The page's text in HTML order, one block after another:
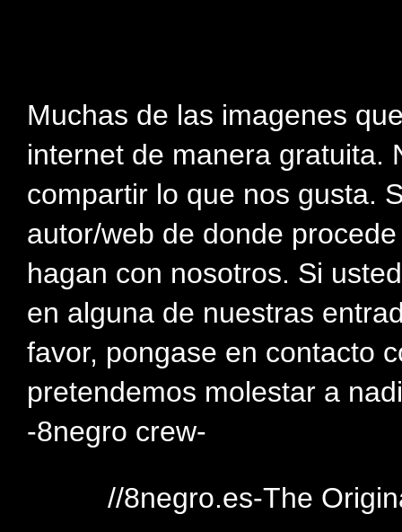
Muchas de las imagenes
internet de manera gratuita.
compartir lo que nos gusta.
autor/web de donde
hagan con nosotros. Si
en alguna de nuestras
favor, pongase en contacto
pretendemos molestar a
-8negro crew-
//8negro.es-The